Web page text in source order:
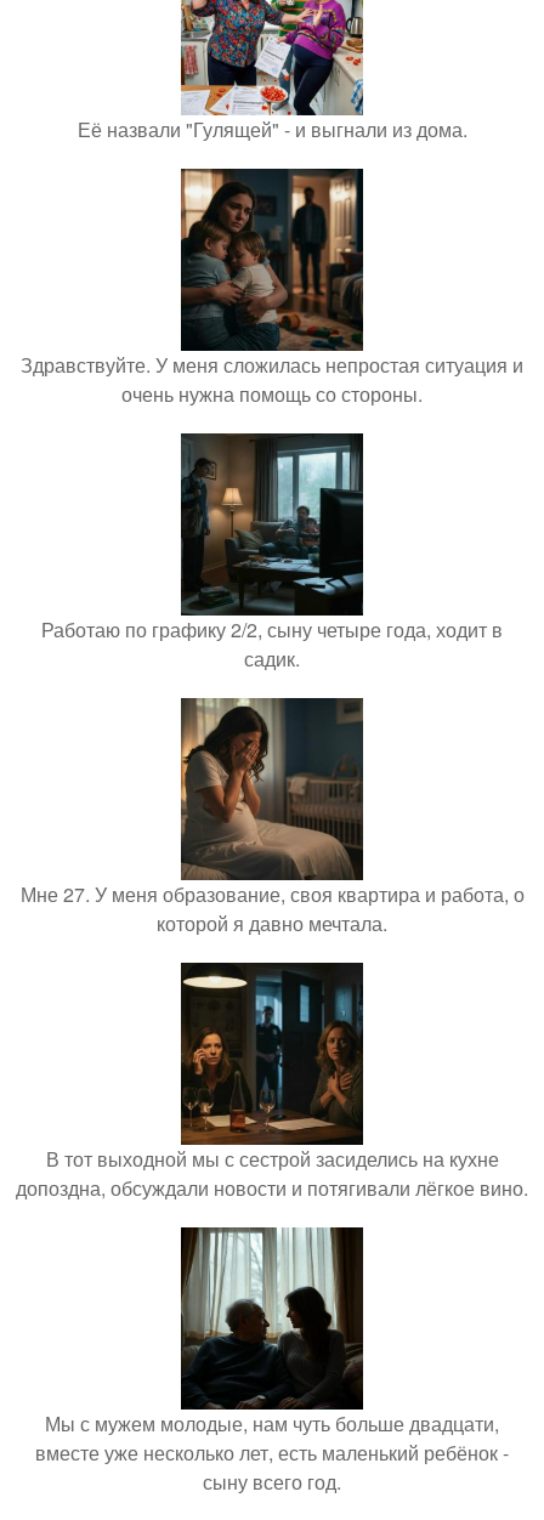
Её назвали "Гулящей" - и выгнали из дома.
Здравствуйте. У меня сложилась непростая ситуация и
очень нужна помощь со стороны.
Работаю по графику 2/2, сыну четыре года, ходит в
садик.
Мне 27. У меня образование, своя квартира и работа, о
которой я давно мечтала.
В тот выходной мы с сестрой засиделись на кухне
допоздна, обсуждали новости и потягивали лёгкое вино.
Мы с мужем молодые, нам чуть больше двадцати,
вместе уже несколько лет, есть маленький ребёнок -
сыну всего год.